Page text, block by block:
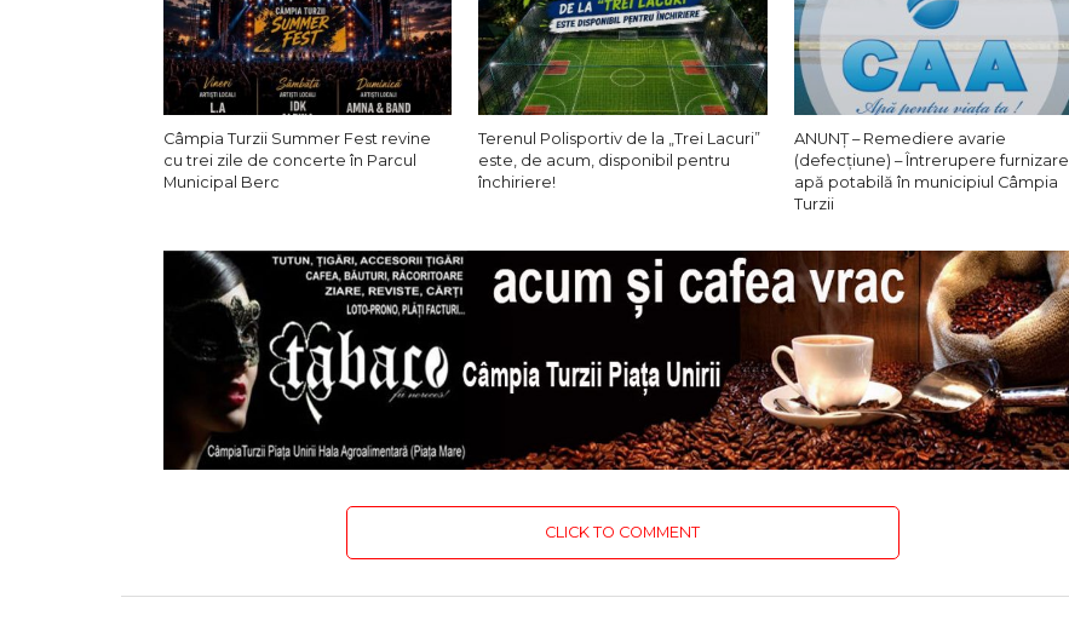
Câmpia Turzii Summer Fest revine
cu trei zile de concerte în Parcul
Municipal Berc
Terenul Polisportiv de la „Trei Lacuri”
este, de acum, disponibil pentru
închiriere!
ANUNȚ – Remediere avarie
(defecțiune) – Întrerupere furnizare
apă potabilă în municipiul Câmpia
Turzii
CLICK TO COMMENT